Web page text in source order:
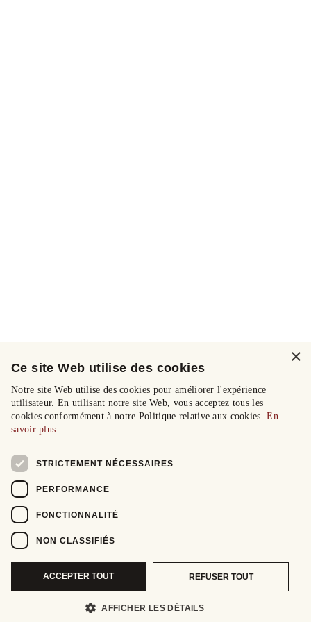
×
Ce site Web utilise des cookies
Notre site Web utilise des cookies pour améliorer l'expérience
utilisateur. En utilisant notre site Web, vous acceptez tous les
cookies conformément à notre Politique relative aux cookies.En
savoir plus
STRICTEMENT NÉCESSAIRES
PERFORMANCE
FONCTIONNALITÉ
NON CLASSIFIÉS
ACCEPTER TOUT REFUSER TOUT
AFFICHER LES DÉTAILS